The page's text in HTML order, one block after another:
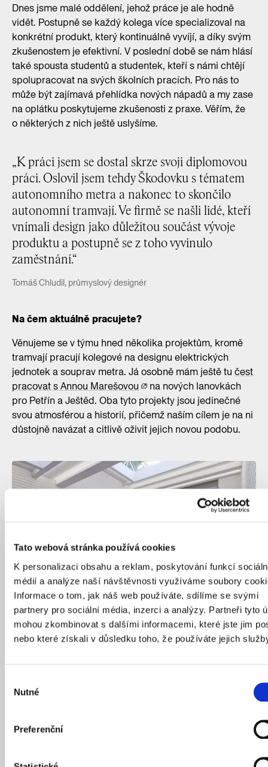
Tato webová stránka používá cookies
K personalizaci obsahu a reklam, poskytování funkcí
médií a analýze naší návštěvnosti využíváme soubory
Informace o tom, jak náš web používáte, sdílíme se svými
partnery pro sociální média, inzerci a analýzy. Partneři tyto
mohou zkombinovat s dalšími informacemi, které jste jim
nebo které získali v důsledku toho, že používáte jejich
souhlasu
Nutné
Preferenční
Dnes jsme malé oddělení, jehož práce je ale hodně
vidět. Postupně se každý kolega více specializoval na
konkrétní produkt, který kontinuálně vyvíjí, a díky svým
zkušenostem je efektivní. V poslední době se nám hlásí
také spousta studentů a studentek, kteří s námi chtějí
spolupracovat na svých školních pracích. Pro nás to
může být zajímavá přehlídka nových nápadů a my zase
na oplátku poskytujeme zkušenosti z praxe. Věřím, že
o některých z nich ještě uslyšíme.
„K práci jsem se dostal skrze svoji diplomovou
práci. Oslovil jsem tehdy Škodovku s tématem
autonomního metra a nakonec to skončilo
autonomní tramvají. Ve firmě se našli lidé, kteří
vnímali design jako důležitou součást vývoje
produktu a postupně se z toho vyvinulo
zaměstnání.“
Tomáš Chludil, průmyslový designér
Na čem aktuálně pracujete?
Věnujeme se v týmu hned několika projektům, kromě
tramvají pracují kolegové na designu elektrických
jednotek a souprav metra. Já osobně mám ještě tu čest
pracovat s Annou Marešovou
na nových lanovkách
pro Petřín a Ještěd. Oba tyto projekty jsou jedinečné
svou atmosférou a historií, přičemž naším cílem je na ni
důstojně navázat a citlivě oživit jejich novou podobu.
Udržitelnost je samozřejmě významné téma a myslím,
dopravy byla vždy jejich nedílnou součástí. Tramvaje